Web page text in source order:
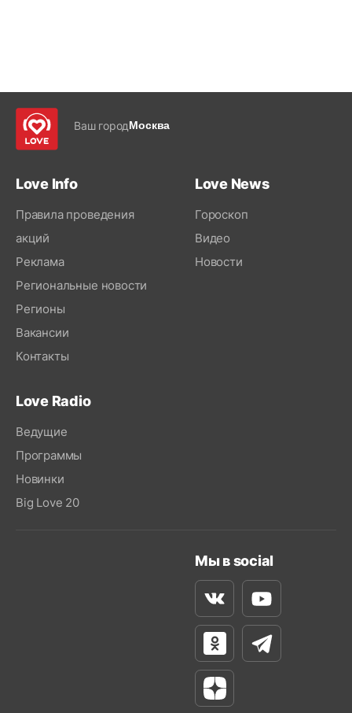
Ваш городМосква
Love Info
Правила проведения
акций
Реклама
Региональные новости
Регионы
Вакансии
Контакты
Love News
Гороскоп
Видео
Новости
Love Radio
Ведущие
Программы
Новинки
Big Love 20
Мы в social
ВконтактеYoutube
Одноклассники
Телеграм
Яндекс Дзен